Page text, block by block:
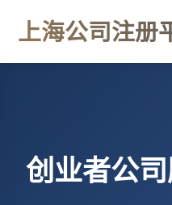
上海公司注册
创业者公